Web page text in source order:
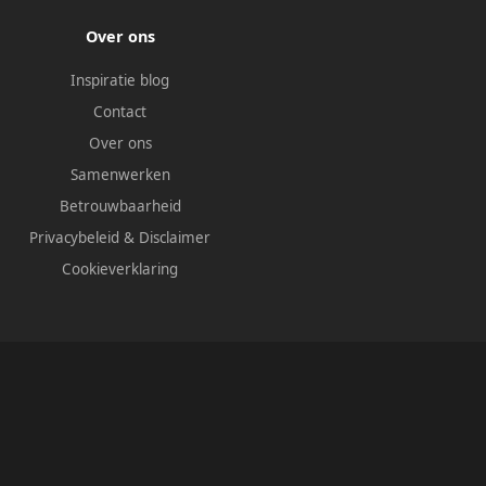
Over ons
Inspiratie blog
Contact
Over ons
Samenwerken
Betrouwbaarheid
Privacybeleid & Disclaimer
Cookieverklaring